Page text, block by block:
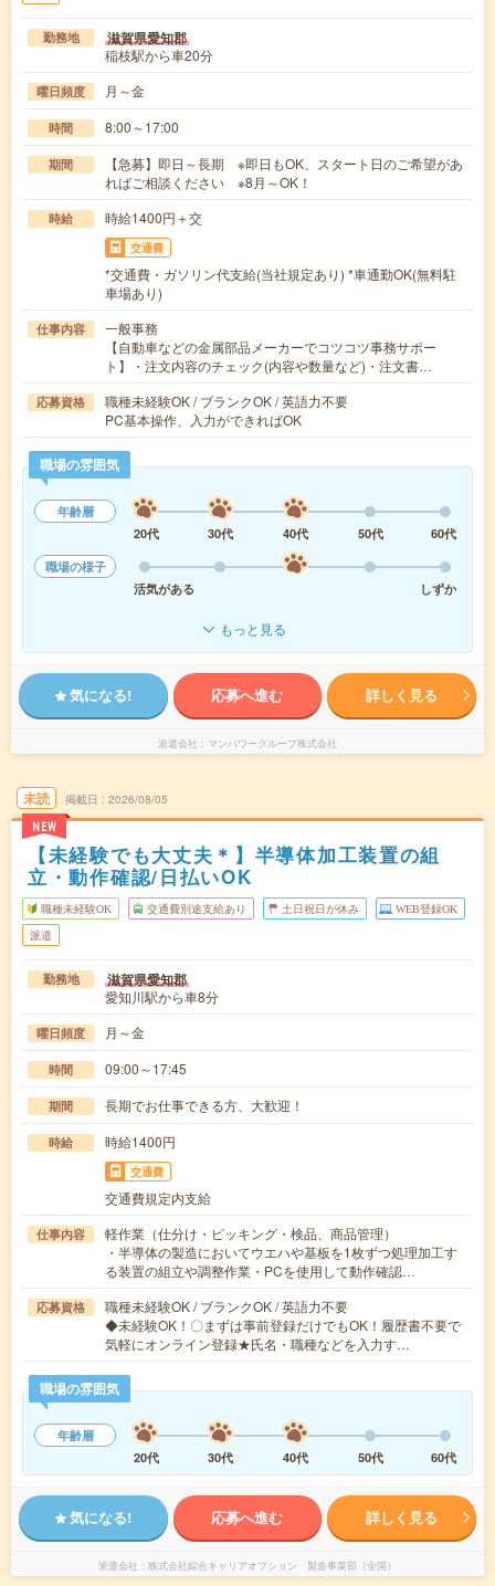
勤務地 滋賀県愛知郡
稲枝駅から車20分
曜日頻度 月～金
時間 8:00～17:00
期間
【急募】即日～長期 ※即日もOK、スタート日のご希望があ
ればご相談ください ※8月～OK！
時給 時給1400円＋交
交通費
*交通費・ガソリン代支給(当社規定あり) *車通勤OK(無料駐
車場あり)
仕事内容
一般事務
【自動車などの金属部品メーカーでコツコツ事務サポー
ト】・注文内容のチェック(内容や数量など)・注文書…
応募資格
職種未経験OK / ブランクOK / 英語力不要
PC基本操作、入力ができればOK
職場の雰囲気
年齢層
20代
30代 40代 50代
60代
職場の様子
活気がある
しずか
もっと見る
気になる! 応募へ進む 詳しく見る
派遣会社 マンパワーグループ株式会社
未読
NEW
掲載日 2026/08/05
【未経験でも大丈夫＊】半導体加工装置の組
立・動作確認/日払いOK
職種未経験OK 交通費別途支給あり 土日祝日が休み WEB登録OK
派遣
勤務地 滋賀県愛知郡
愛知川駅から車8分
曜日頻度 月～金
時間 09:00～17:45
期間 長期でお仕事できる方、大歓迎！
時給 時給1400円
交通費
交通費規定内支給
仕事内容
軽作業（仕分け・ピッキング・検品、商品管理）
・半導体の製造においてウエハや基板を1枚ずつ処理加工す
る装置の組立や調整作業・PCを使用して動作確認…
応募資格
職種未経験OK / ブランクOK / 英語力不要
◆未経験OK！〇まずは事前登録だけでもOK！履歴書不要で
気軽にオンライン登録★氏名・職種などを入力す…
職場の雰囲気
年齢層
20代
30代 40代 50代 60代
気になる! 応募へ進む 詳しく見る
派遣会社 株式会社綜合キャリアオプション 製造事業部（全国）